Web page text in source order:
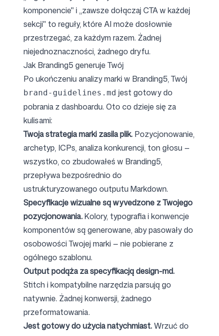
komponencie" i „zawsze dołączaj CTA w każdej
sekcji" to reguły, które AI może dosłownie
przestrzegać, za każdym razem. Żadnej
niejednoznaczności, żadnego dryfu.
Jak Branding5 generuje Twój
Po ukończeniuanalizy marki w Branding5, Twój
brand-guidelines.md jest gotowy do
pobrania z dashboardu. Oto co dzieje się za
kulisami:
Twoja strategia marki zasila plik. Pozycjonowanie,
archetyp, ICPs, analiza konkurencji, ton głosu —
wszystko, co zbudowałeś w Branding5,
przepływa bezpośrednio do
ustrukturyzowanego outputu Markdown.
Specyfikacje wizualne są wyvedzone z Twojego
pozycjonowania.Kolory, typografia i konwencje
komponentów są generowane, aby pasowały do
osobowości Twojej marki — nie pobierane z
ogólnego szablonu.
Output podąża za specyfikacją design-md.
Stitch i kompatybilne narzędzia parsują go
natywnie. Żadnej konwersji, żadnego
przeformatowania.
Jest gotowy do użycia natychmiast.Wrzuć do